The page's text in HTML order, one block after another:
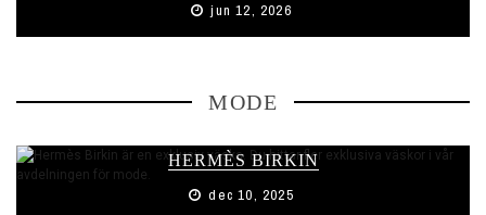
jun 12, 2026
MODE
HERMÈS BIRKIN
dec 10, 2025